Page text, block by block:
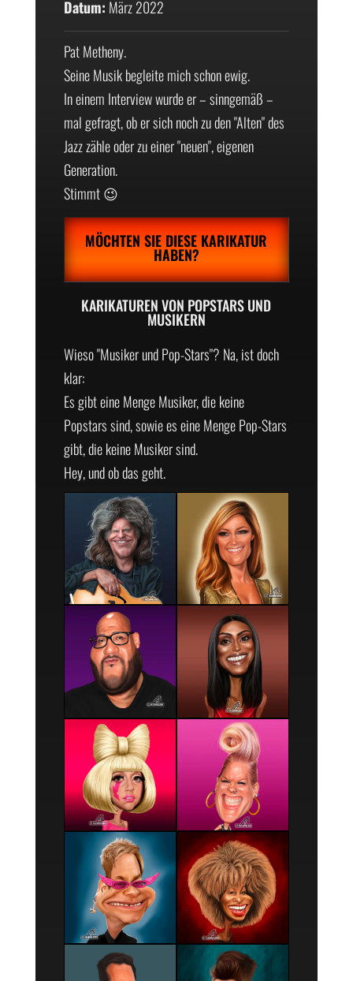
Datum: März 2022
Pat Metheny.
Seine Musik begleite mich schon ewig.
In einem Interview wurde er – sinngemäß –
mal gefragt, ob er sich noch zu den "Alten" des
Jazz zähle oder zu einer "neuen", eigenen
Generation.
Stimmt 😉
MÖCHTEN SIE DIESE KARIKATUR
HABEN?
KARIKATUREN VON POPSTARS UND
MUSIKERN
Wieso "Musiker und Pop-Stars"? Na, ist doch
klar:
Es gibt eine Menge Musiker, die keine
Popstars sind, sowie es eine Menge Pop-Stars
gibt, die keine Musiker sind.
Hey, und ob das geht.